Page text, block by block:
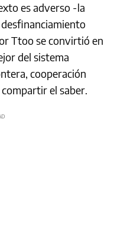
es adverso -la
Ttoo se convirtió en
del sistema
cooperación
el saber.